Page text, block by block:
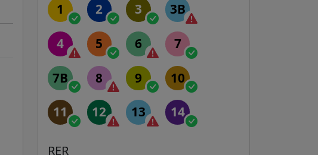
1 2 3 3B
4 5 6 7
7B 8 9 10
11 12 13 14
RER